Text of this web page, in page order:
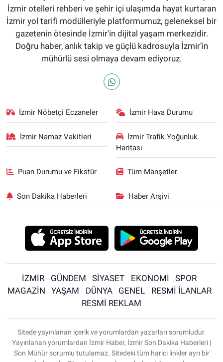
İzmir otelleri rehberi ve şehir içi ulaşımda hayat kurtaran
İzmir yol tarifi modülleriyle platformumuz, geleneksel bir
gazetenin ötesinde İzmir'in dijital yaşam merkezidir.
Doğru haber, anlık takip ve güçlü kadrosuyla İzmir’in
mühürlü sesi olmaya devam ediyoruz.
İzmir Nöbetçi Eczaneler İzmir Hava Durumu
İzmir Namaz Vakitleri
İzmir Trafik Yoğunluk
Haritası
Puan Durumu ve Fikstür Tüm Manşetler
Son Dakika Haberleri Haber Arşivi
İZMİR GÜNDEM SİYASET EKONOMİ
SPOR
MAGAZİN
YAŞAM DÜNYA GENEL
RESMİ İLANLAR
RESMİ REKLAM
Sitede yayınlanan içerik ve yorumlardan yazarları sorumludur.
Yayınlanan yorumlardan İzmir Haber, İzmir Son Dakika Haberleri |
Son Mühür sorumlu tutulamaz. Sitedeki tüm harici linkler ayrı bir